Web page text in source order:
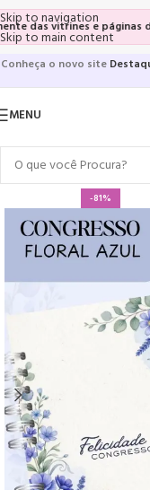
Skip to navigation
Skip to main content
vitrines e páginas dos
Conheça o novo site
MENU
-81%